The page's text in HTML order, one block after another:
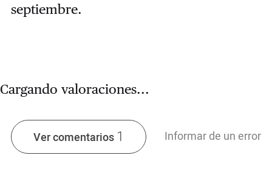
septiembre.
Cargando valoraciones...
Ver comentarios 1 Informar de un error